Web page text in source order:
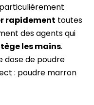
particulièrement
rapidement toutes
des agents qui
les mains.
dose de poudre
: poudre marron